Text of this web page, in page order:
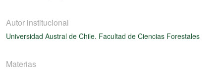
Autor institucional
Universidad Austral de Chile. Facultad de Ciencias Forestales
Materias